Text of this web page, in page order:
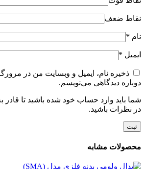
نقاط ضعف
نام *
ایمیل *
ذخیره نام، ایمیل و وبسایت من در
دوباره دیدگاهی می‌نویسم.
شما باید وارد حساب خود شده باشید تا قادر
در نظرات باشید.
محصولات مشابه